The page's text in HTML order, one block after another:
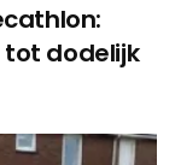
tot dodelijk